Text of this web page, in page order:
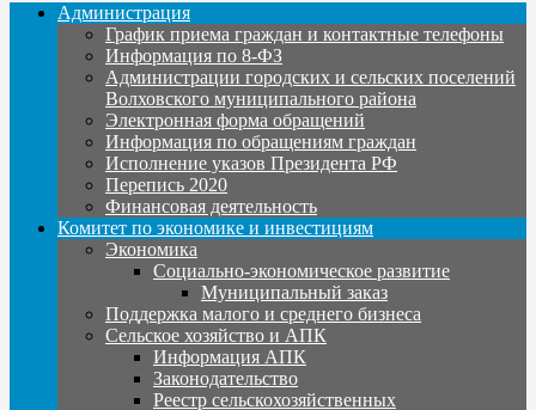
Администрация
График приема граждан и контактные телефоны
Информация по 8-ФЗ
Администрации городских и сельских поселений
Волховского муниципального района
Электронная форма обращений
Информация по обращениям граждан
Исполнение указов Президента РФ
Перепись 2020
Финансовая деятельность
Комитет по экономике и инвестициям
Экономика
Социально-экономическое развитие
Муниципальный заказ
Поддержка малого и среднего бизнеса
Сельское хозяйство и АПК
Информация АПК
Законодательство
Реестр сельскохозяйственных